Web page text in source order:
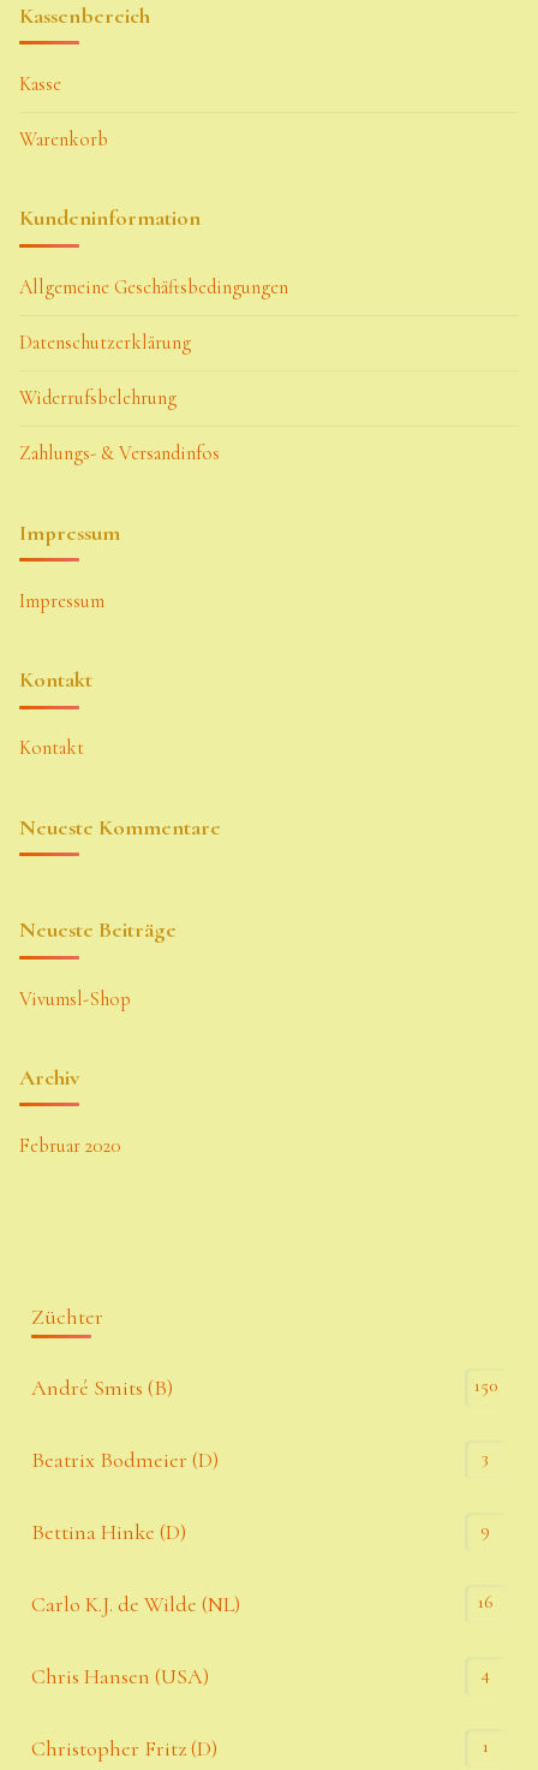
Kassenbereich
Kasse
Warenkorb
Kundeninformation
Allgemeine Geschäftsbedingungen
Datenschutzerklärung
Widerrufsbelehrung
Zahlungs- & Versandinfos
Impressum
Impressum
Kontakt
Kontakt
Neueste Kommentare
Neueste Beiträge
Vivumsl-Shop
Archiv
Februar 2020
Züchter
André Smits (B) 150
Beatrix Bodmeier (D) 3
Bettina Hinke (D) 9
Carlo K.J. de Wilde (NL) 16
Chris Hansen (USA) 4
Christopher Fritz (D) 1